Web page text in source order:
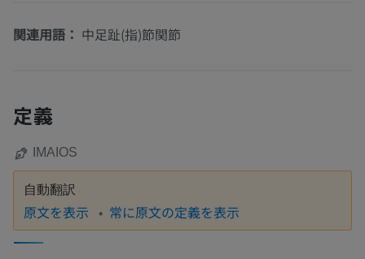
関連用語： 中足趾(指)節関節
定義
IMAIOS
自動翻訳
原文を表示 常に原文の定義を表示